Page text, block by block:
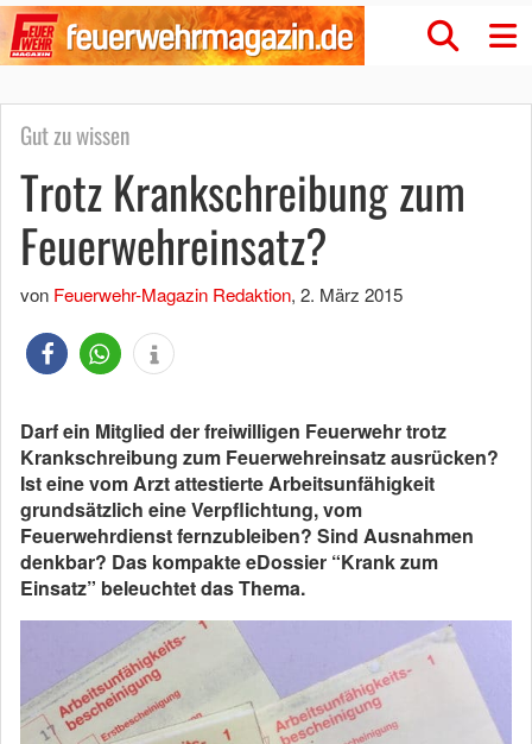
Gut zu wissen
Trotz Krankschreibung zum
Feuerwehreinsatz?
von Feuerwehr-Magazin Redaktion, 2. März 2015
Darf ein Mitglied der freiwilligen Feuerwehr trotz
Krankschreibung zum Feuerwehreinsatz ausrücken?
Ist eine vom Arzt attestierte Arbeitsunfähigkeit
grundsätzlich eine Verpflichtung, vom
Feuerwehrdienst fernzubleiben? Sind Ausnahmen
denkbar? Das kompakte eDossier “Krank zum
Einsatz” beleuchtet das Thema.